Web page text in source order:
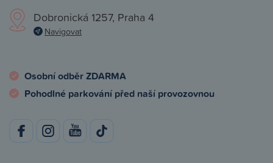
Dobronická 1257, Praha 4
Navigovat
Osobní odběr ZDARMA
Pohodlné parkování před naší provozovnou